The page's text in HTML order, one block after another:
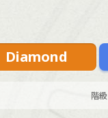
Diamond
階級